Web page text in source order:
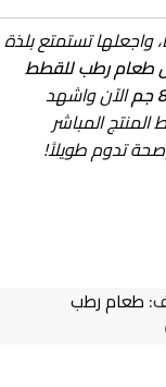
تستمتع بلذة
طعام رطب للقطط
الآن واشهد
المباشر
تدوم طويلاً!
طعام رطب